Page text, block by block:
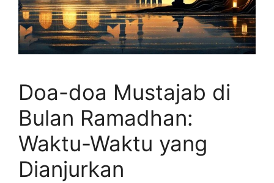
Doa-doa Mustajab di
Bulan Ramadhan:
Waktu-Waktu yang
Dianjurkan